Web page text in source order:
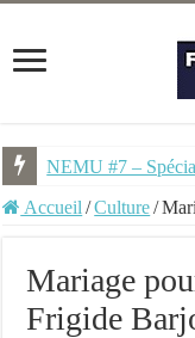
NEMU #7 –
Accueil /Culture/
Mariage
Frigide